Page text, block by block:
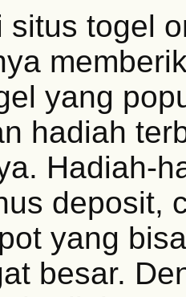
situs togel
yang
hadiah
Hadiah-
deposit,
yang
besar.